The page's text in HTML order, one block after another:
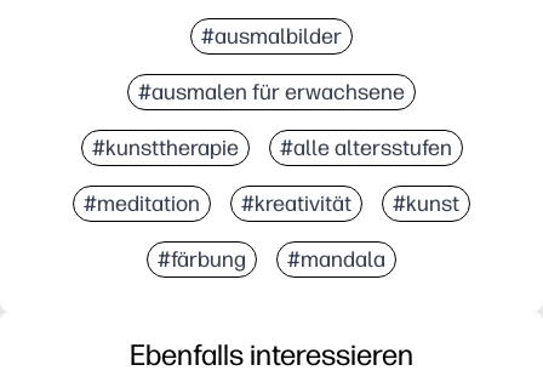
#ausmalbilder
#ausmalen für erwachsene
#kunsttherapie #alle altersstufen
#meditation #kreativität #kunst
#färbung #mandala
Ebenfalls interessieren